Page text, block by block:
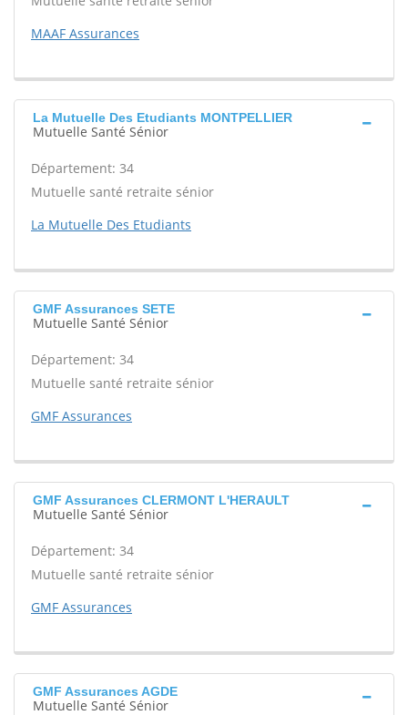
MAAF Assurances
La Mutuelle Des Etudiants MONTPELLIER
Mutuelle Santé Sénior
Département: 34
Mutuelle santé retraite sénior
La Mutuelle Des Etudiants
GMF Assurances SETE
Mutuelle Santé Sénior
Département: 34
Mutuelle santé retraite sénior
GMF Assurances
GMF Assurances CLERMONT L'HERAULT
Mutuelle Santé Sénior
Département: 34
Mutuelle santé retraite sénior
GMF Assurances
GMF Assurances AGDE
Mutuelle Santé Sénior